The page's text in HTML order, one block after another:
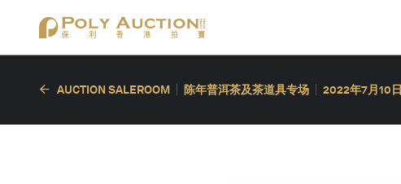
AUCTION SALEROOM 陈年普洱茶及茶道具专场 2022年7月10日